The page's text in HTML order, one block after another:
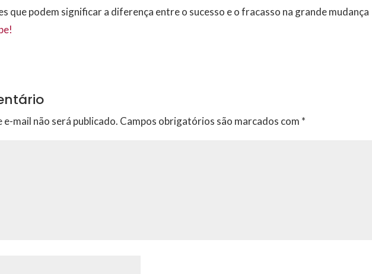
que podem significar a diferença entre o sucesso e o fracasso na grande mudança
e-mail não será publicado. Campos obrigatórios são marcados com *